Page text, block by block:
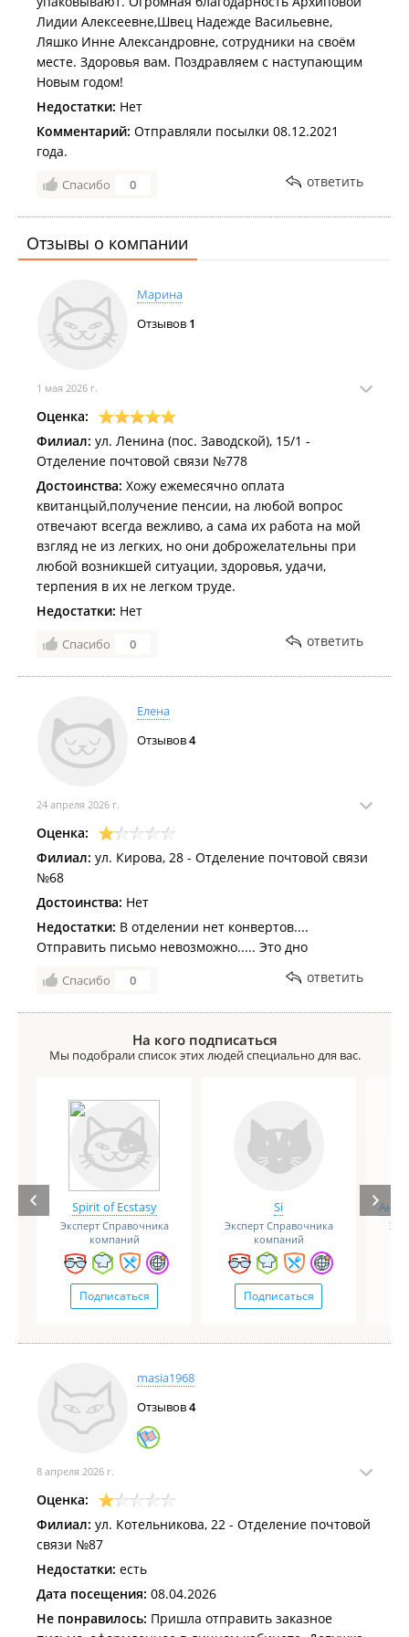
Лидии Алексеевне,Швец Надежде Васильевне,
Ляшко Инне Александровне, сотрудники на своём
месте. Здоровья вам. Поздравляем с наступающим
Новым годом!
Недостатки: Нет
Комментарий: Отправляли посылки 08.12.2021
года.
Спасибо 0 ответить
Отзывы о компании
Марина
Отзывов 1
1 мая 2026 г.
Оценка:
Филиал: ул. Ленина (пос. Заводской), 15/1 -
Отделение почтовой связи №778
Достоинства: Хожу ежемесячно оплата
квитанцый,получение пенсии, на любой вопрос
отвечают всегда вежливо, а сама их работа на мой
взгляд не из легких, но они доброжелательны при
любой возникшей ситуации, здоровья, удачи,
терпения в их не легком труде.
Недостатки: Нет
Спасибо 0 ответить
Елена
Отзывов4
24 апреля 2026 г.
Оценка:
Филиал: ул. Кирова, 28 - Отделение почтовой связи
№68
Достоинства: Нет
Недостатки: В отделении нет конвертов....
Отправить письмо невозможно..... Это дно
Спасибо 0 ответить
На кого подписаться
Мы подобрали список этих людей специально для вас.
Spirit of Ecstasy
Эксперт Справочника
компаний
Подписаться
Si
Эксперт Справочника
компаний
Подписаться
masia1968
Отзывов4
8 апреля 2026 г.
Оценка:
Филиал: ул. Котельникова, 22 - Отделение почтовой
связи №87
Недостатки: есть
Дата посещения: 08.04.2026
Не понравилось: Пришла отправить заказное